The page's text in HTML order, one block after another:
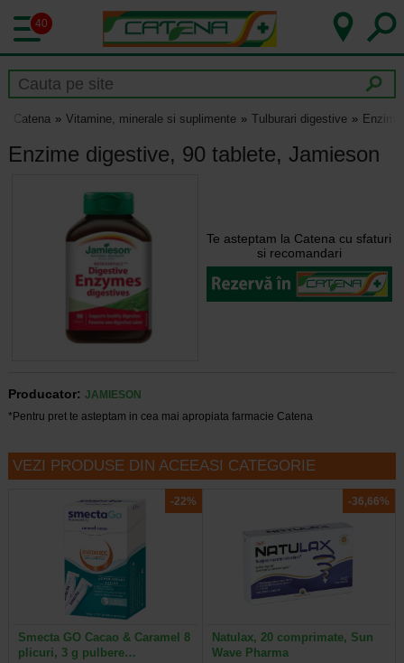
40
Catena Vitamine, minerale si suplimente Tulburari digestive
Enzime digestive, 90 tablete, Jamieson
Te asteptam la Catena cu sfaturi
si recomandari
Producator: JAMIESON
*Pentru pret te asteptam in cea mai apropiata farmacie Catena
VEZI PRODUSE DIN ACEEASI CATEGORIE
-22%
Smecta GO Cacao & Caramel 8
plicuri, 3 g pulbere…
-36,66%
Natulax, 20 comprimate, Sun
Wave Pharma